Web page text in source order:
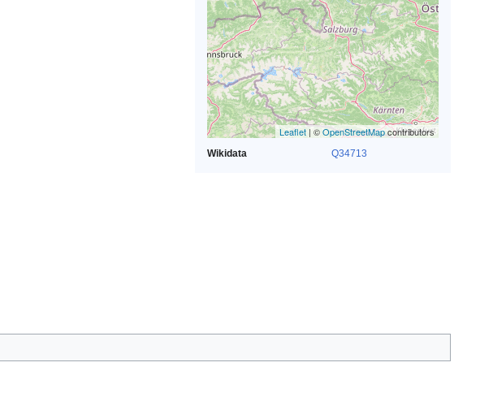
Leaflet | ©OpenStreetMapcontributors
Wikidata Q34713